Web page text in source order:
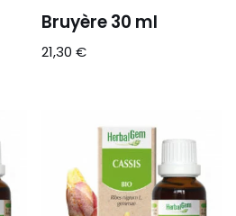
Bruyère 30 ml
21,30€